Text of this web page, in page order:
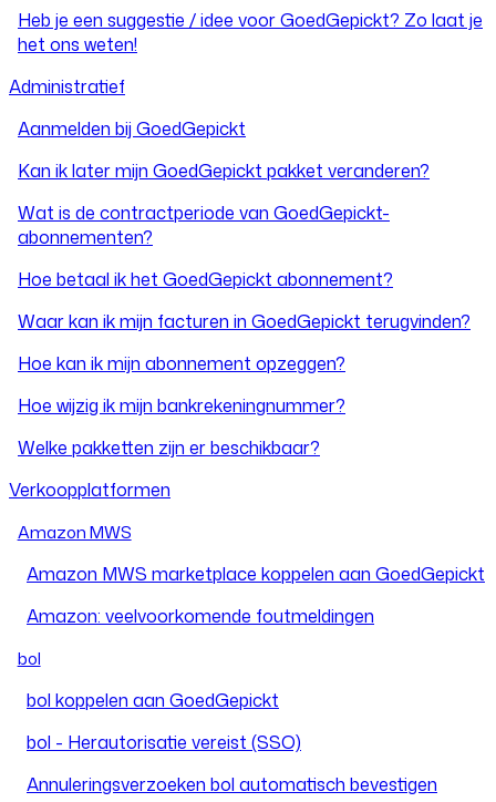
Heb je een suggestie / idee voor GoedGepickt? Zo laat je
het ons weten!
Administratief
Aanmelden bij GoedGepickt
Kan ik later mijn GoedGepickt pakket veranderen?
Wat is de contractperiode van GoedGepickt-
abonnementen?
Hoe betaal ik het GoedGepickt abonnement?
Waar kan ik mijn facturen in GoedGepickt terugvinden?
Hoe kan ik mijn abonnement opzeggen?
Hoe wijzig ik mijn bankrekeningnummer?
Welke pakketten zijn er beschikbaar?
Verkoopplatformen
Amazon MWS
Amazon MWS marketplace koppelen aan GoedGepickt
Amazon: veelvoorkomende foutmeldingen
bol
bol koppelen aan GoedGepickt
bol - Herautorisatie vereist (SSO)
Annuleringsverzoeken bol automatisch bevestigen